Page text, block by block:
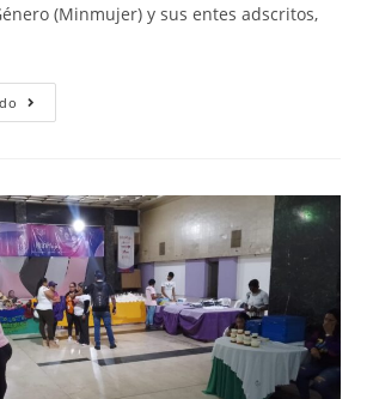
(Minmujer) y sus entes adscritos,